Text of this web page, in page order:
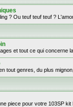
? Ou teuf teuf teuf ?
et tout ce qui concerne
tout genres, du plus
piece pour votre 103SP